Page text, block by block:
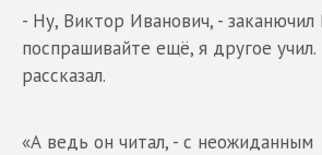
- Ну, Виктор Иванович, - заканючил
поспрашивайте ещё, я другое
рассказал.
«А ведь он читал, - с неожиданным